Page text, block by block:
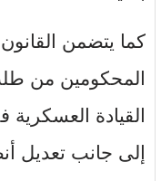
كما يتضمن
المحكومين من
القيادة العسكرية
إلى جانب تعديل